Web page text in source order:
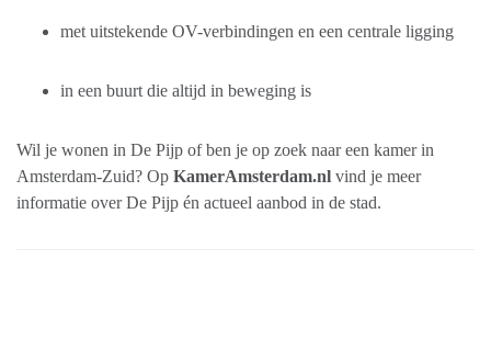
met uitstekende OV-verbindingen en een centrale ligging
in een buurt die altijd in beweging is
Wil je wonen in De Pijp of ben je op zoek naar een kamer in
Amsterdam-Zuid? Op KamerAmsterdam.nl vind je meer
informatie over De Pijp én actueel aanbod in de stad.